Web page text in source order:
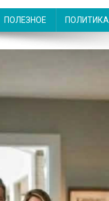
ПОЛЕЗНОЕ ПОЛИТИКА